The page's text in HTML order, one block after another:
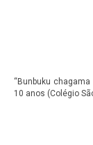
“Bunbuku
10 anos (Colégio